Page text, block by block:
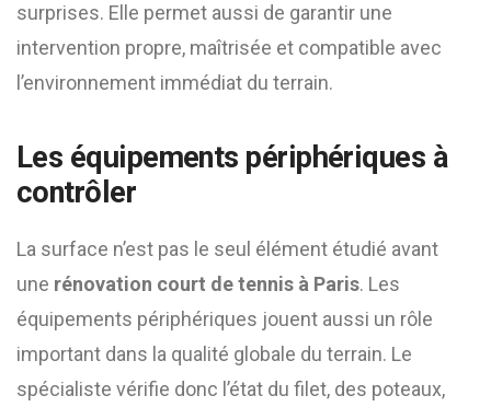
surprises. Elle permet aussi de garantir une
intervention propre, maîtrisée et compatible avec
l’environnement immédiat du terrain.
Les équipements périphériques à
contrôler
La surface n’est pas le seul élément étudié avant
une rénovation court de tennis à Paris. Les
équipements périphériques jouent aussi un rôle
important dans la qualité globale du terrain. Le
spécialiste vérifie donc l’état du filet, des poteaux,